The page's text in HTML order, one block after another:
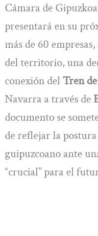
Cámara de
presentará en su
más de 60
del territorio, una
conexión del Tren
Navarra a través de
documento se
de reflejar la
guipuzcoano ante
“crucial” para el